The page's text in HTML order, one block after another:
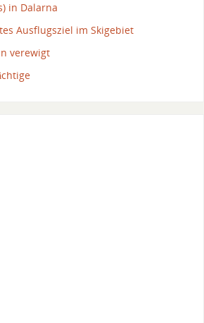
in Dalarna
Ausflugsziel im Skigebiet
verewigt